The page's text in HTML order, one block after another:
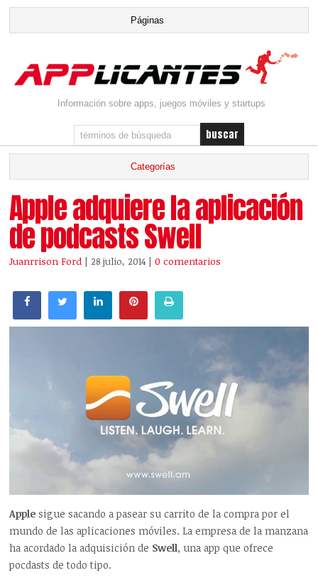
Información sobre apps, juegos móviles y startups
Apple adquiere la aplicación
de podcasts Swell
Juanrrison Ford | 28 julio, 2014 |0 comentarios
Apple sigue sacando a pasear su carrito de la compra por el
mundo de las aplicaciones móviles. La empresa de la manzana
ha acordado la adquisición de Swell, una app que ofrece
pocdasts de todo tipo.